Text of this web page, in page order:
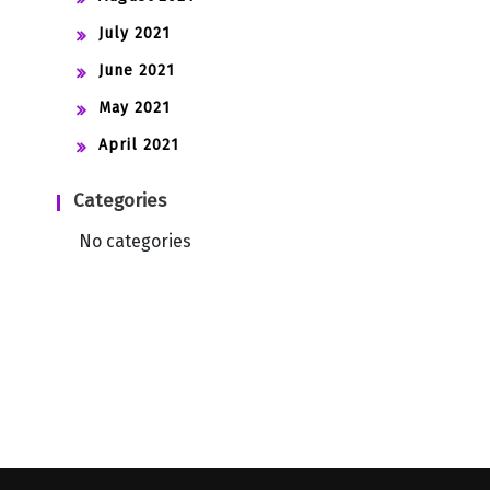
July 2021
June 2021
May 2021
April 2021
Categories
No categories